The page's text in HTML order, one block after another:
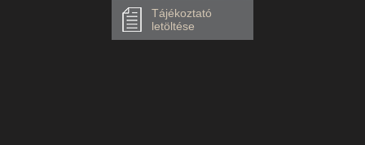
Tájékoztató
letöltése